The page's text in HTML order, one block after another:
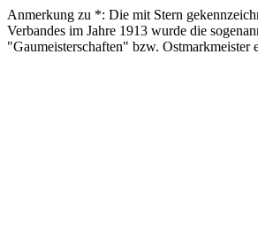
Anmerkung zu *: Die mit Stern
Verbandes im Jahre 1913 wurde die
"Gaumeisterschaften" bzw. Ostmarkmeister